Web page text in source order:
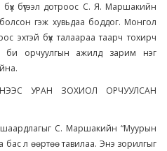
бүтээл дотроос С. Я. Маршакийн
гэж хувьдаа боддог. Монгол
эхтэй бүх талаараа таарч тохирч
орчуулгын ажилд зарим нэг
УРАН ЗОХИОЛ ОРЧУУЛСАН
шаардлагыг С. Маршакийн “Муурын
л өөртөө тавилаа. Энэ зорилгыг